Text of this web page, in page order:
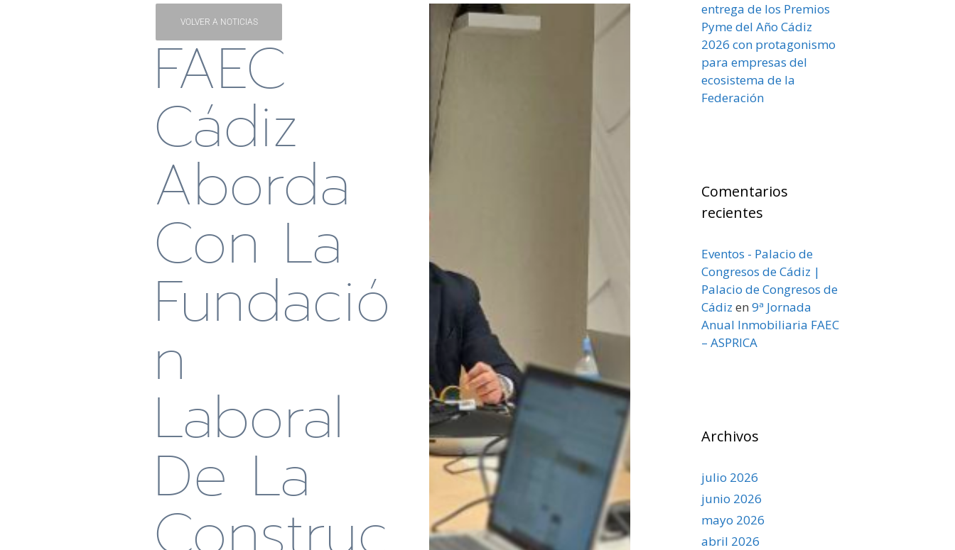
VOLVER A NOTICIAS
FAEC
Cádiz
Aborda
Con La
Fundació
N
Laboral
De La
entrega de los Premios
Pyme del Año Cádiz
2026 con protagonismo
para empresas del
ecosistema de la
Federación
Comentarios
recientes
Eventos - Palacio de
Congresos de Cádiz |
Palacio de Congresos de
Cádiz en 9ª Jornada
Anual Inmobiliaria FAEC
– ASPRICA
Archivos
julio 2026
junio 2026
mayo 2026
abril 2026